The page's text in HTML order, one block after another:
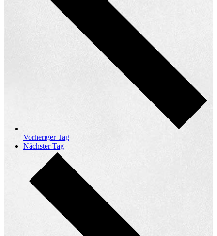
Vorheriger Tag
Nächster Tag